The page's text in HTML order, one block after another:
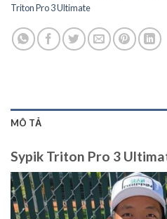
Triton Pro 3 Ultimate
MÔ TẢ
Sypik Triton Pro 3